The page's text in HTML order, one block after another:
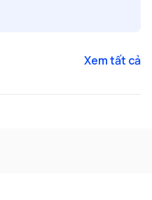
Xem tất cả